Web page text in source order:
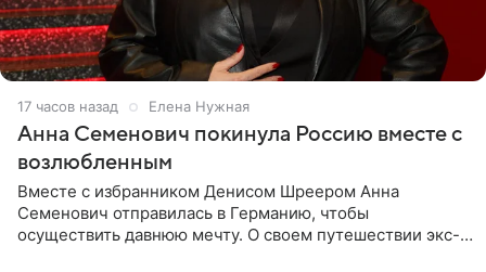
17 часов назад Елена Нужная
Анна Семенович покинула Россию вместе с
возлюбленным
Вместе с избранником Денисом Шреером Анна
Семенович отправилась в Германию, чтобы
осуществить давнюю мечту. О своем путешествии экс-